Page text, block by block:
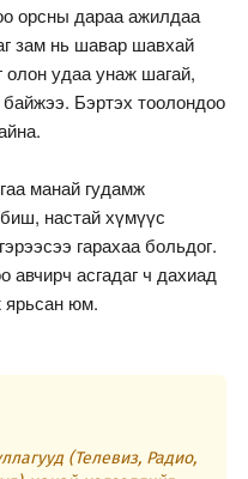
орсны дараа ажилдаа
зам нь шавар шавхай
удаа унаж шагай,
Бэртэх тоолондоо
манай гудамж
настай хүмүүс
гарахаа больдог.
асгадаг ч дахиад
ярьсан юм.
(Телевиз, Радио,